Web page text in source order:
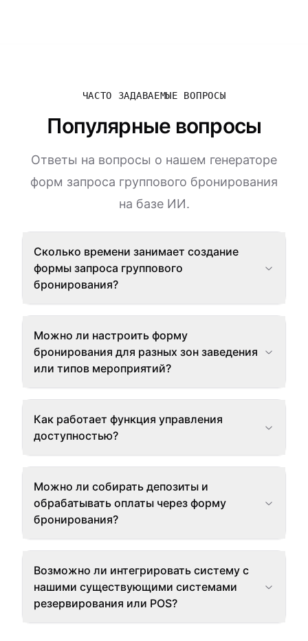
ЧАСТО ЗАДАВАЕМЫЕ ВОПРОСЫ
Популярные вопросы
Ответы на вопросы о нашем генераторе
форм запроса группового бронирования
на базе ИИ.
Сколько времени занимает создание
формы запроса группового
бронирования?
Можно ли настроить форму
бронирования для разных зон заведения
или типов мероприятий?
Как работает функция управления
доступностью?
Можно ли собирать депозиты и
обрабатывать оплаты через форму
бронирования?
Возможно ли интегрировать систему с
нашими существующими системами
резервирования или POS?